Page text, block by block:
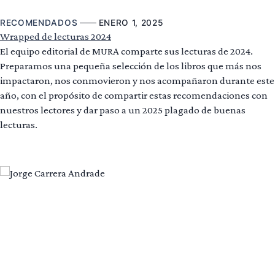
RECOMENDADOS ENERO 1, 2025
Wrapped de lecturas 2024
El equipo editorial de MURA comparte sus lecturas de 2024.
Preparamos una pequeña selección de los libros que más nos
impactaron, nos conmovieron y nos acompañaron durante este
año, con el propósito de compartir estas recomendaciones con
nuestros lectores y dar paso a un 2025 plagado de buenas
lecturas.